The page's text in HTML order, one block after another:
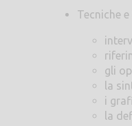
Tecniche
gli
la
i
la